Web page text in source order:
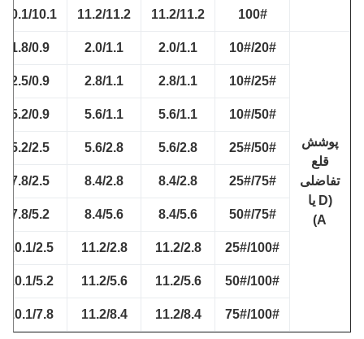
100#
11.2/11.2
11.2/11.2
10.1/10.1
پوشش
2.0/1.1
2.0/1.1
1.8/0.9
2.8/1.1
2.8/1.1
2.5/0.9
5.6/1.1
5.6/1.1
5.2/0.9
5.6/2.8
5.6/2.8
5.2/2.5
75#/25#
8.4/2.8
8.4/2.8
7.8/2.5
8.4/5.6
8.4/5.6
7.8/5.2
100#/25#
11.2/2.8
11.2/2.8
10.1/2.5
100#/50#
11.2/5.6
11.2/5.6
10.1/5.2
100#/75#
11.2/8.4
11.2/8.4
10.1/7.8